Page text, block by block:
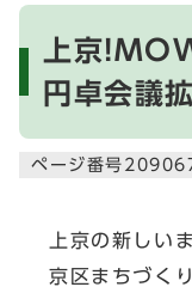
上京
円卓会議
ページ番号
上京の新しい
京区まちづく